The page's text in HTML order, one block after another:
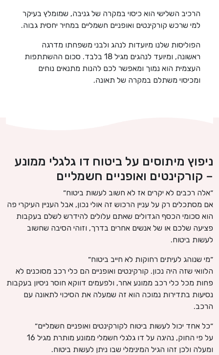
הרכיב השלישי הוא כיסוי במקרה של גניבה, שמומלץ בעיקר
למי שרכש קורקינטים ואופניים חשמליים במחיר יחסית גבוה.
הפוליסות שלנו מיועדות לנהג ולבני משפחתו מדרגה
ראשונה, ומיועד לנהגים מגיל 18 בלבד. סכום ההשתתפות
העצמית הוא נמוך ומאפשר לכם להנות מתנאים נוחים
ומכיסוי משתלם במקרה של תאונה.
ניפוץ מיתוסים על ביטוח דו גלגלי ממונע
– קורקינטים ואופניים חשמליים
״אלה רכבים לא יקרים אז לא חשוב לעשות ביטוח״
אם מסתכלים רק על עניין הרכוש זה אולי נכון, אבל העניין העיקרי פה
הוא סכומי הכסף הגדולים שאתם עלולים להידרש לשלם בעקבות
פציעה שלכם או של אנשים אחרים בדרך, וזוהי הסיבה שחשוב
לעשות ביטוח.
״מי שנוהג לעיתים רחוקות לא חייב ביטוח״
הלוואי שזה היה נכון. קורקינטים ואופניים הם כלי רכב מסוכנים לא
פחות מכל כלי רכב ממונע אחר, ולפעמים דווקא חוסר ניסיון בעקבות
נסיעות בתדירות נמוכה הוא זה שמעלה את הסיכוי לתאונה עם
הרכב.
״כל אחד יכול לעשות ביטוח לקורקינטים ואופניים חשמליים״
על פי החוק, נהיגה על דו גלגלי חשמלי ממונע מותרת מגיל 16
ומעלה ולכן זהו הגיל המינימלי שבו ניתן לעשות ביטוח.